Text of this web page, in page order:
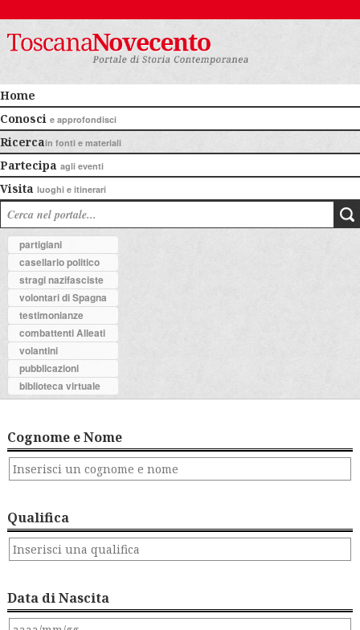
Home
Conosci e approfondisci
Ricercain fonti e materiali
Partecipa agli eventi
Visita luoghi e itinerari
partigiani
casellario politico
stragi nazifasciste
volontari di Spagna
testimonianze
combattenti Alleati
volantini
pubblicazioni
biblioteca virtuale
Cognome e Nome
Qualifica
Data di Nascita